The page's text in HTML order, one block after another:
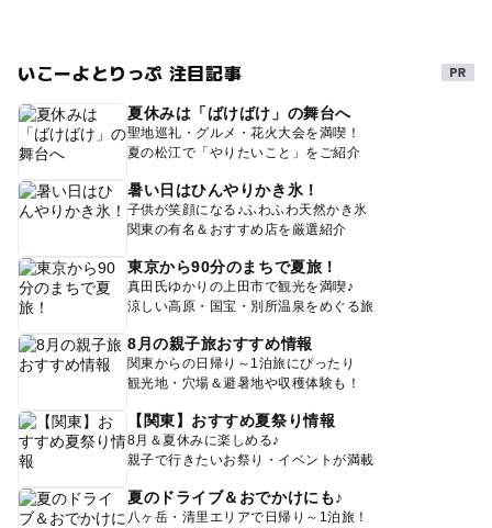
いこーよとりっぷ 注目記事
夏休みは「ばけばけ」の舞台へ
聖地巡礼・グルメ・花火大会を満喫！
夏の松江で「やりたいこと」をご紹介
暑い日はひんやりかき氷！
子供が笑顔になる♪ふわふわ天然かき氷
関東の有名＆おすすめ店を厳選紹介
東京から90分のまちで夏旅！
真田氏ゆかりの上田市で観光を満喫♪
涼しい高原・国宝・別所温泉をめぐる旅
8月の親子旅おすすめ情報
関東からの日帰り～1泊旅にぴったり
観光地・穴場＆避暑地や収穫体験も！
【関東】おすすめ夏祭り情報
8月＆夏休みに楽しめる♪
親子で行きたいお祭り・イベントが満載
夏のドライブ＆おでかけにも♪
八ヶ岳・清里エリアで日帰り～1泊旅！